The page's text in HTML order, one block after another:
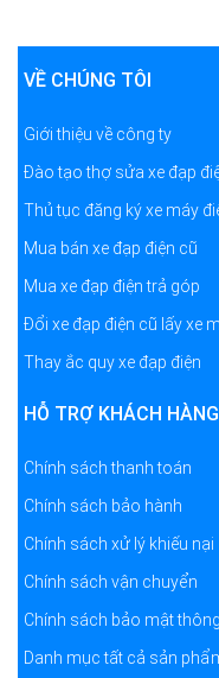
VỀ CHÚNG TÔI
Giới thiệu về công ty
Đào tạo thợ sửa xe đạp
Thủ tục đăng ký xe máy
Mua bán xe đạp điện cũ
Mua xe đạp điện trả góp
Đổi xe đạp điện cũ lấy xe
Thay ắc quy xe đạp điện
HỖ TRỢ KHÁCH HÀNG
Chính sách thanh toán
Chính sách bảo hành
Chính sách xử lý khiếu nại
Chính sách vận chuyển
Chính sách bảo mật
Danh mục tất cả sản